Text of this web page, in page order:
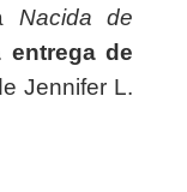
Nacida de
entrega de
Jennifer L.